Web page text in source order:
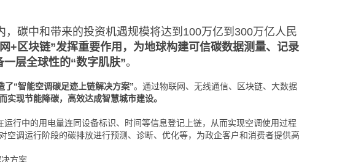
碳中和带来的投资机遇规模将达到100万亿到300万亿人民
+区块链”发挥重要作用，为地球构建可信碳数据测量、记录
层全球性的“数字肌肤”。
“智能空调碳足迹上链解决方案”。通过物联网、无线通信、区块链、大数据
现节能降碳，高效达成智慧城市建设。
行中的用电量连同设备标识、时间等信息登记上链，从而实现空调使用过程
调运行阶段的碳排放进行预测、诊断、优化等，为政企客户和消费者提供高